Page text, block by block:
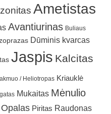
Ametistas
Avantiurinas Buliaus
Dūminis kvarcas
Jaspis Kalcitas
/ Heliotropas Kriauklė
Mukaitas Mėnulio
Opalas Piritas Raudonas